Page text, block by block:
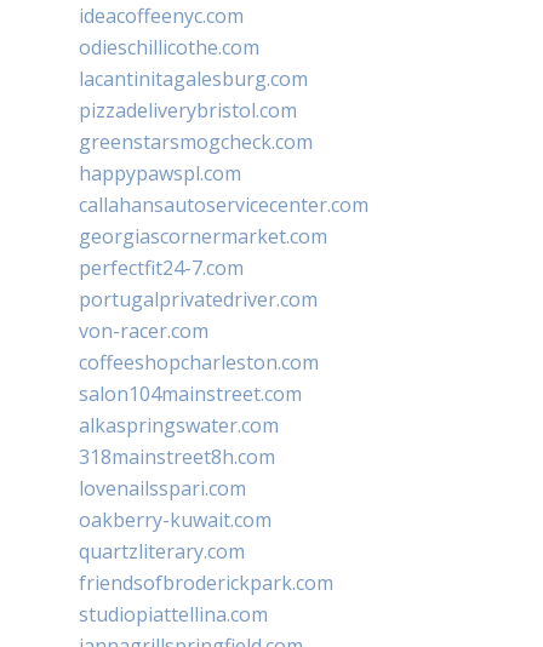
ideacoffeenyc.com
odieschillicothe.com
lacantinitagalesburg.com
pizzadeliverybristol.com
greenstarsmogcheck.com
happypawspl.com
callahansautoservicecenter.com
georgiascornermarket.com
perfectfit24-7.com
portugalprivatedriver.com
von-racer.com
coffeeshopcharleston.com
salon104mainstreet.com
alkaspringswater.com
318mainstreet8h.com
lovenailsspari.com
oakberry-kuwait.com
quartzliterary.com
friendsofbroderickpark.com
studiopiattellina.com